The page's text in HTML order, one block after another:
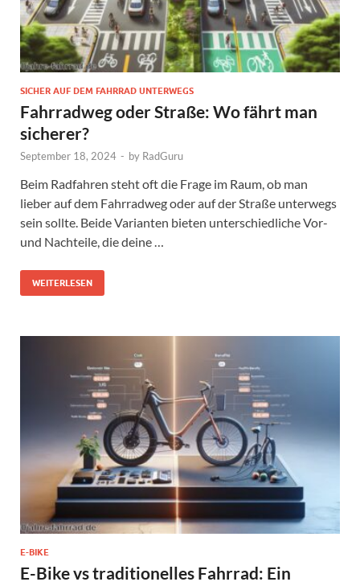
SICHER AUF DEM FAHRRAD UNTERWEGS
Fahrradweg oder Straße: Wo fährt man
sicherer?
September 18, 2024 - by RadGuru
Beim Radfahren steht oft die Frage im Raum, ob man
lieber auf dem Fahrradweg oder auf der Straße unterwegs
sein sollte. Beide Varianten bieten unterschiedliche Vor-
und Nachteile, die deine …
WEITERLESEN
E-BIKE
E-Bike vs traditionelles Fahrrad: Ein